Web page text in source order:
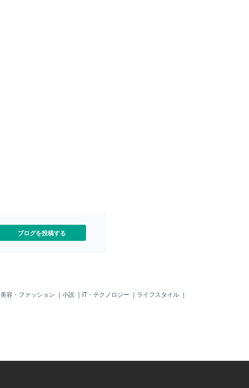
ブログを投稿する
美容・ファッション ｜ 小説 ｜ IT・テクノロジー ｜ ライフスタイル ｜